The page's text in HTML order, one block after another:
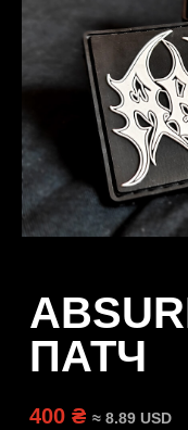
ПАТЧ
400 ₴ ≈ 8.89 USD